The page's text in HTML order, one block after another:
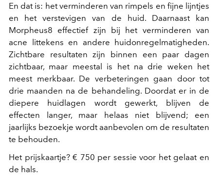
En dat is: het verminderen van rimpels en fijne lijntjes
en het verstevigen van de huid. Daarnaast kan
Morpheus8 effectief zijn bij het verminderen van
acne littekens en andere huidonregelmatigheden.
Zichtbare resultaten zijn binnen een paar dagen
zichtbaar, maar meestal is het na drie weken het
meest merkbaar. De verbeteringen gaan door tot
drie maanden na de behandeling. Doordat er in de
diepere huidlagen wordt gewerkt, blijven de
effecten langer, maar helaas niet blijvend; een
jaarlijks bezoekje wordt aanbevolen om de resultaten
te behouden.
Het prijskaartje? € 750 per sessie voor het gelaat en
de hals.